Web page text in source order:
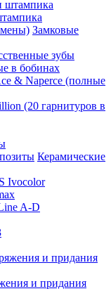
Замковые
зубы
в бобинах
& Naperce (полные
(20 гарнитуров в
Керамические
Ivocolor
A-D
и придания